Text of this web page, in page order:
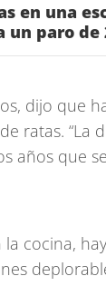
en una
un paro de
dijo que
ratas. “La
años que
cocina,